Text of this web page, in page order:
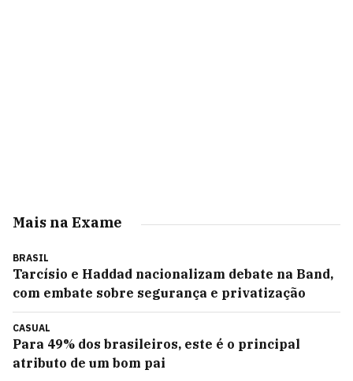
Mais na Exame
BRASIL
Tarcísio e Haddad nacionalizam debate na Band,
com embate sobre segurança e privatização
CASUAL
Para 49% dos brasileiros, este é o principal
atributo de um bom pai